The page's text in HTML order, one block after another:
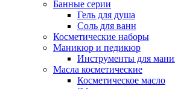
Банные серии
Гель для душа
Соль для ванн
Косметические наборы
Маникюр и педикюр
Инструменты для
Масла косметические
Косметическое масло